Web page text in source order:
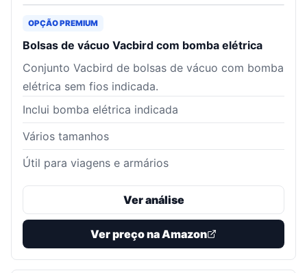
OPÇÃO PREMIUM
Bolsas de vácuo Vacbird com bomba elétrica
Conjunto Vacbird de bolsas de vácuo com bomba
elétrica sem fios indicada.
Inclui bomba elétrica indicada
Vários tamanhos
Útil para viagens e armários
Ver análise
Ver preço na Amazon